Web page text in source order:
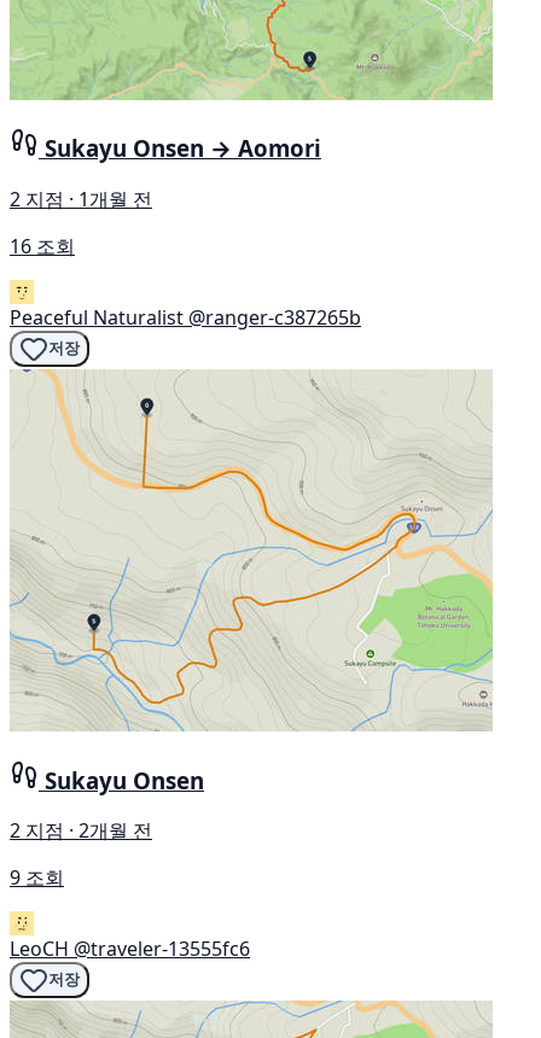
Sukayu Onsen → Aomori
2 지점 · 1개월 전
16 조회
Peaceful Naturalist @ranger-c387265b
저장
Sukayu Onsen
2 지점 · 2개월 전
9 조회
LeoCH @traveler-13555fc6
저장